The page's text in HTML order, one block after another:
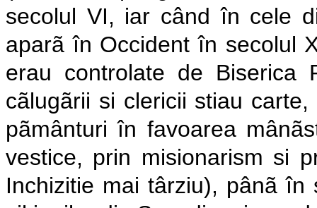
secolul VI, iar când în cele
aparã în Occident în secolul
erau controlate de Biserica
cãlugãrii si clericii stiau
pãmânturi în favoarea
vestice, prin misionarism si
Inchizitie mai târziu), pânã